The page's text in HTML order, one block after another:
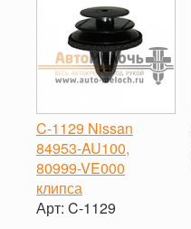
C-1129 Nissan
84953-AU100,
80999-VE000
клипса
Арт: C-1129